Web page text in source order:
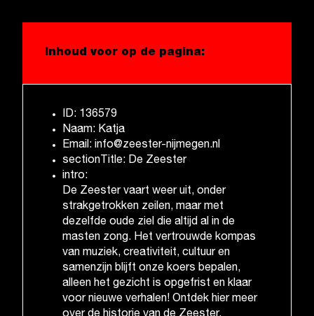
Inhoud voor op de pagina:
ID: 136579
Naam: Katja
Email: info@zeester-nijmegen.nl
sectionTitle: De Zeester
intro:
De Zeester vaart weer uit, onder
strakgetrokken zeilen, maar met
dezelfde oude ziel die altijd al in de
masten zong. Het vertrouwde kompas
van muziek, creativiteit, cultuur en
samenzijn blijft onze koers bepalen,
alleen het gezicht is opgefrist en klaar
voor nieuwe verhalen! Ontdek hier meer